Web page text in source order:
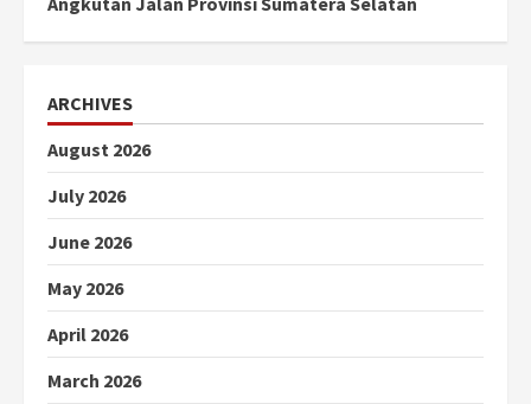
ARCHIVES
August 2026
July 2026
June 2026
May 2026
April 2026
March 2026